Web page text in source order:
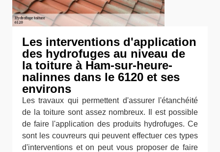
Les interventions d'application
des hydrofuges au niveau de
la toiture à Ham-sur-heure-
nalinnes dans le 6120 et ses
environs
Les travaux qui permettent d'assurer l'étanchéité
de la toiture sont assez nombreux. Il est possible
de faire l'application des produits hydrofuges. Ce
sont les couvreurs qui peuvent effectuer ces types
d'interventions et on peut vous proposer de faire